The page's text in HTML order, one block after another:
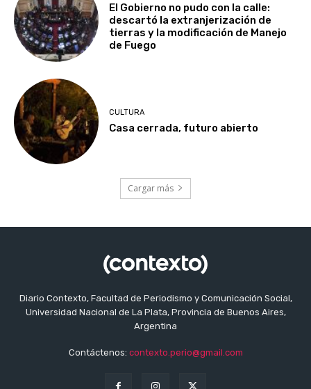
El Gobierno no pudo con la calle:
descartó la extranjerización de
tierras y la modificación de Manejo
de Fuego
CULTURA
Casa cerrada, futuro abierto
Cargar más
Diario Contexto, Facultad de Periodismo y Comunicación Social,
Universidad Nacional de La Plata, Provincia de Buenos Aires,
Argentina
Contáctenos: contexto.perio@gmail.com